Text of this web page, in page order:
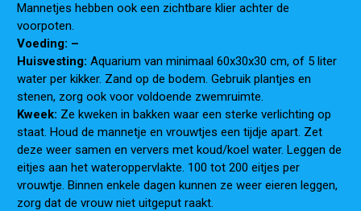
Mannetjes hebben ook een zichtbare klier achter de
voorpoten.
Voeding: –
Huisvesting:Aquarium van minimaal 60x30x30 cm, of 5 liter
water per kikker. Zand op de bodem. Gebruik plantjes en
stenen, zorg ook voor voldoende zwemruimte.
Kweek: Ze kweken in bakken waar een sterke verlichting op
staat. Houd de mannetje en vrouwtjes een tijdje apart. Zet
deze weer samen en ververs met koud/koel water. Leggen de
eitjes aan het wateroppervlakte. 100 tot 200 eitjes per
vrouwtje. Binnen enkele dagen kunnen ze weer eieren leggen,
zorg dat de vrouw niet uitgeput raakt.